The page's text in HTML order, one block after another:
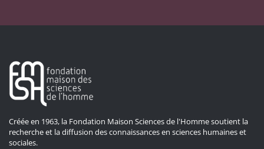
Créée en 1963, la Fondation Maison Sciences de l'Homme soutient la
recherche et la diffusion des connaissances en sciences humaines et
sociales.